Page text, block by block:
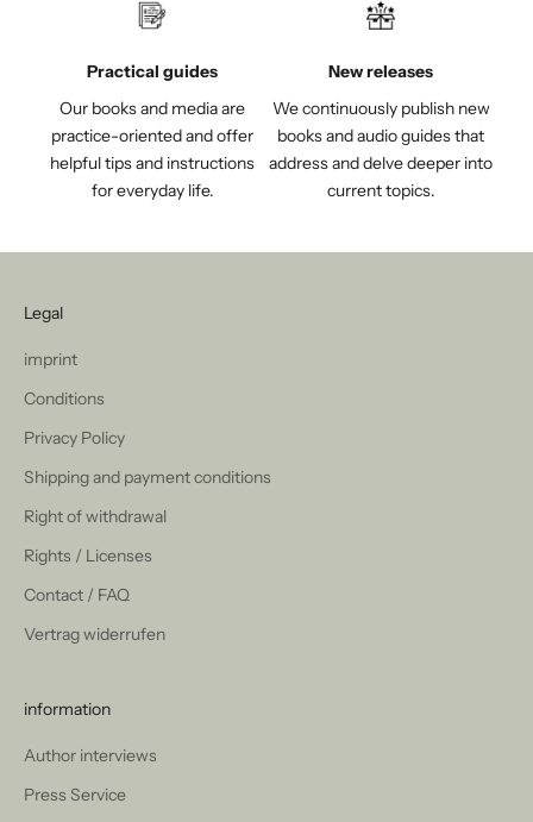
Practical guides
Our books and media are
practice-oriented and offer
helpful tips and instructions
for everyday life.
New releases
We continuously publish new
books and audio guides that
address and delve deeper into
current topics.
Legal
imprint
Conditions
Privacy Policy
Shipping and payment conditions
Right of withdrawal
Rights / Licenses
Contact / FAQ
Vertrag widerrufen
information
Author interviews
Press Service